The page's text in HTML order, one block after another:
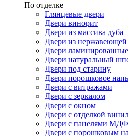
По отделке
Глянцевые двери
Двери винорит
Двери из массива дуба
Двери из нержавеющей
Двери ламинированные
Двери натуральный
Двери под старину
Двери порошковое
Двери с витражами
Двери с зеркалом
Двери с окном
Двери с отделкой
Двери с панелями МДФ
Двери с порошковым